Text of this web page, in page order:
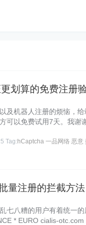
划算的免费注册
及机器人注册的烦恼，
可以免费试用7天。我
Tag: hCaptcha 一品网络 恶意
量注册的拦截方法
七八糟的用户有着统一的
* EURO cialis-